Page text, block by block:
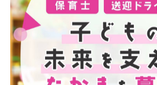
求人を探すなら創作療
に注目
創作療法中心の放課後等デイサービ